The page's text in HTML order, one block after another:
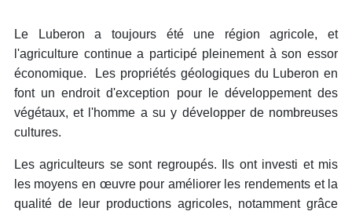
Le Luberon a toujours été une région agricole, et
l'agriculture continue a participé pleinement à son essor
économique. Les propriétés géologiques du Luberon en
font un endroit d'exception pour le développement des
végétaux, et l'homme a su y développer de nombreuses
cultures.
Les agriculteurs se sont regroupés. Ils ont investi et mis
les moyens en œuvre pour améliorer les rendements et la
qualité de leur productions agricoles, notamment grâce